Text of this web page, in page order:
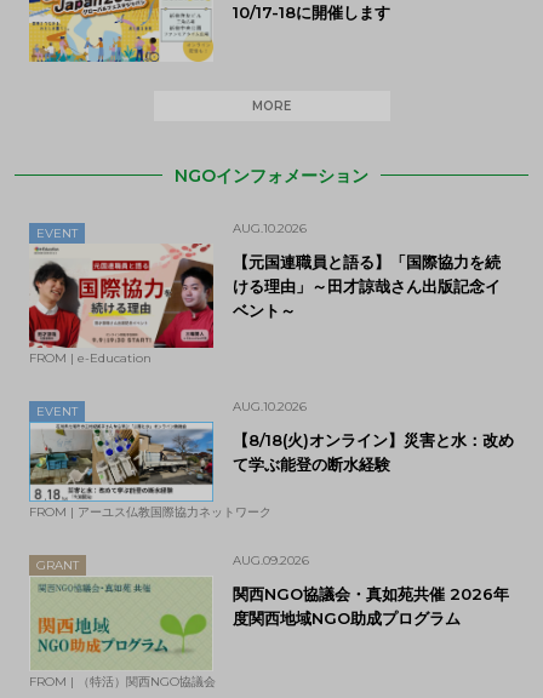
10/17-18に開催します
MORE
NGOインフォメーション
EVENT AUG.10.2026
【元国連職員と語る】「国際協力を続
ける理由」～田才諒哉さん出版記念イ
ベント～
FROM | e-Education
EVENT AUG.10.2026
【8/18(火)オンライン】災害と水：改め
て学ぶ能登の断水経験
FROM | アーユス仏教国際協力ネットワーク
GRANT AUG.09.2026
関西NGO協議会・真如苑共催 2026年
度関西地域NGO助成プログラム
FROM | （特活）関西NGO協議会